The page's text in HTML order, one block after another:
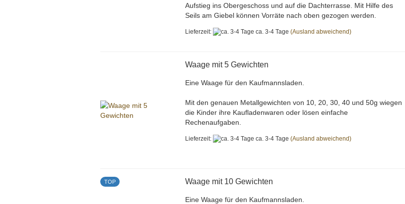
Aufstieg ins Obergeschoss und auf die Dachterrasse. Mit Hilfe des
Seils am Giebel können Vorräte nach oben gezogen werden.
Lieferzeit: ca. 3-4 Tage (Ausland abweichend)
Waage mit 5 Gewichten
Eine Waage für den Kaufmannsladen.
Mit den genauen Metallgewichten von 10, 20, 30, 40 und 50g wiegen
die Kinder ihre Kaufladenwaren oder lösen einfache
Rechenaufgaben.
Lieferzeit: ca. 3-4 Tage (Ausland abweichend)
TOP Waage mit 10 Gewichten
Eine Waage für den Kaufmannsladen.